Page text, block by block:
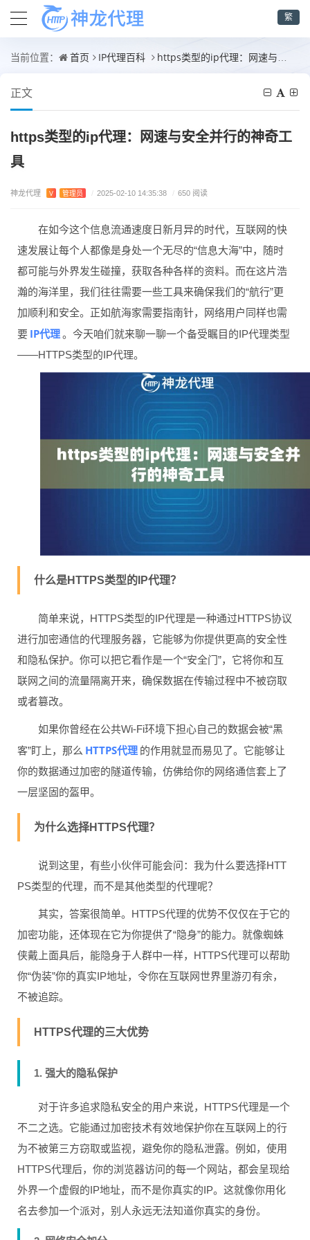
繁
当前位置： 首页 IP代理百科 https类型的ip代理：网速与安全并行的神奇工具
正文
https类型的ip代理：网速与安全并行的神奇工
具
神龙代理 V 管理员 / 2025-02-10 14:35:38 / 650 阅读
在如今这个信息流通速度日新月异的时代，互联网的快
速发展让每个人都像是身处一个无尽的“信息大海”中，随时
都可能与外界发生碰撞，获取各种各样的资料。而在这片浩
瀚的海洋里，我们往往需要一些工具来确保我们的“航行”更
加顺利和安全。正如航海家需要指南针，网络用户同样也需
要 IP代理。今天咱们就来聊一聊一个备受瞩目的IP代理类型
——HTTPS类型的IP代理。
什么是HTTPS类型的IP代理？
简单来说，HTTPS类型的IP代理是一种通过HTTPS协议
进行加密通信的代理服务器，它能够为你提供更高的安全性
和隐私保护。你可以把它看作是一个“安全门”，它将你和互
联网之间的流量隔离开来，确保数据在传输过程中不被窃取
或者篡改。
如果你曾经在公共Wi-Fi环境下担心自己的数据会被“黑
客”盯上，那么 HTTPS代理 的作用就显而易见了。它能够让
你的数据通过加密的隧道传输，仿佛给你的网络通信套上了
一层坚固的盔甲。
为什么选择HTTPS代理？
说到这里，有些小伙伴可能会问：我为什么要选择HTT
PS类型的代理，而不是其他类型的代理呢？
其实，答案很简单。HTTPS代理的优势不仅仅在于它的
加密功能，还体现在它为你提供了“隐身”的能力。就像蜘蛛
侠戴上面具后，能隐身于人群中一样，HTTPS代理可以帮助
你“伪装”你的真实IP地址，令你在互联网世界里游刃有余，
不被追踪。
HTTPS代理的三大优势
1. 强大的隐私保护
对于许多追求隐私安全的用户来说，HTTPS代理是一个
不二之选。它能通过加密技术有效地保护你在互联网上的行
为不被第三方窃取或监视，避免你的隐私泄露。例如，使用
HTTPS代理后，你的浏览器访问的每一个网站，都会呈现给
外界一个虚假的IP地址，而不是你真实的IP。这就像你用化
名去参加一个派对，别人永远无法知道你真实的身份。